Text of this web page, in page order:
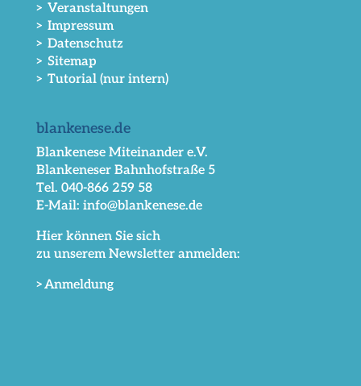
> Veranstaltungen
> Impressum
> Datenschutz
> Sitemap
> Tutorial (nur intern)
blankenese.de
Blankenese Miteinander e.V.
Blankeneser Bahnhofstraße 5
Tel. 040-866 259 58
E-Mail: info@blankenese.de
Hier können Sie sich
zu unserem Newsletter anmelden:
>Anmeldung